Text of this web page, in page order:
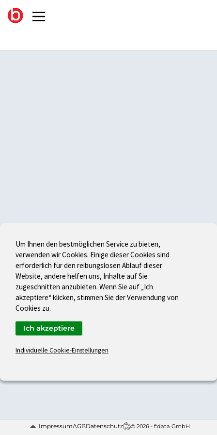
ImpressumAGBDatenschutz © 2026 - f:data GmbH
Um Ihnen den bestmöglichen Service zu bieten,
verwenden wir Cookies. Einige dieser Cookies sind
erforderlich für den reibungslosen Ablauf dieser
Website, andere helfen uns, Inhalte auf Sie
zugeschnitten anzubieten. Wenn Sie auf „Ich
akzeptiere“ klicken, stimmen Sie der Verwendung von
Cookies zu.
Individuelle Cookie-Einstellungen
Ich akzeptiere